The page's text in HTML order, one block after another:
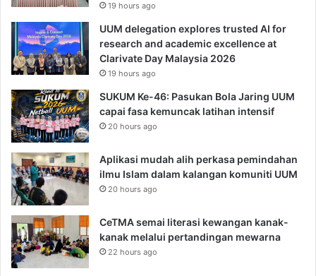
19 hours ago
UUM delegation explores trusted AI for
research and academic excellence at
Clarivate Day Malaysia 2026
19 hours ago
SUKUM Ke-46: Pasukan Bola Jaring UUM
capai fasa kemuncak latihan intensif
20 hours ago
Aplikasi mudah alih perkasa pemindahan
ilmu Islam dalam kalangan komuniti UUM
20 hours ago
CeTMA semai literasi kewangan kanak-
kanak melalui pertandingan mewarna
22 hours ago